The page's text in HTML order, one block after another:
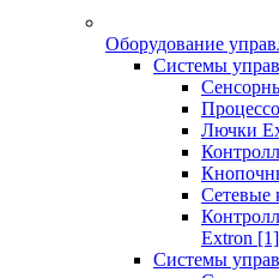
Оборудование
Системы
Лючки
Сетевые
Extron [1]
Системы